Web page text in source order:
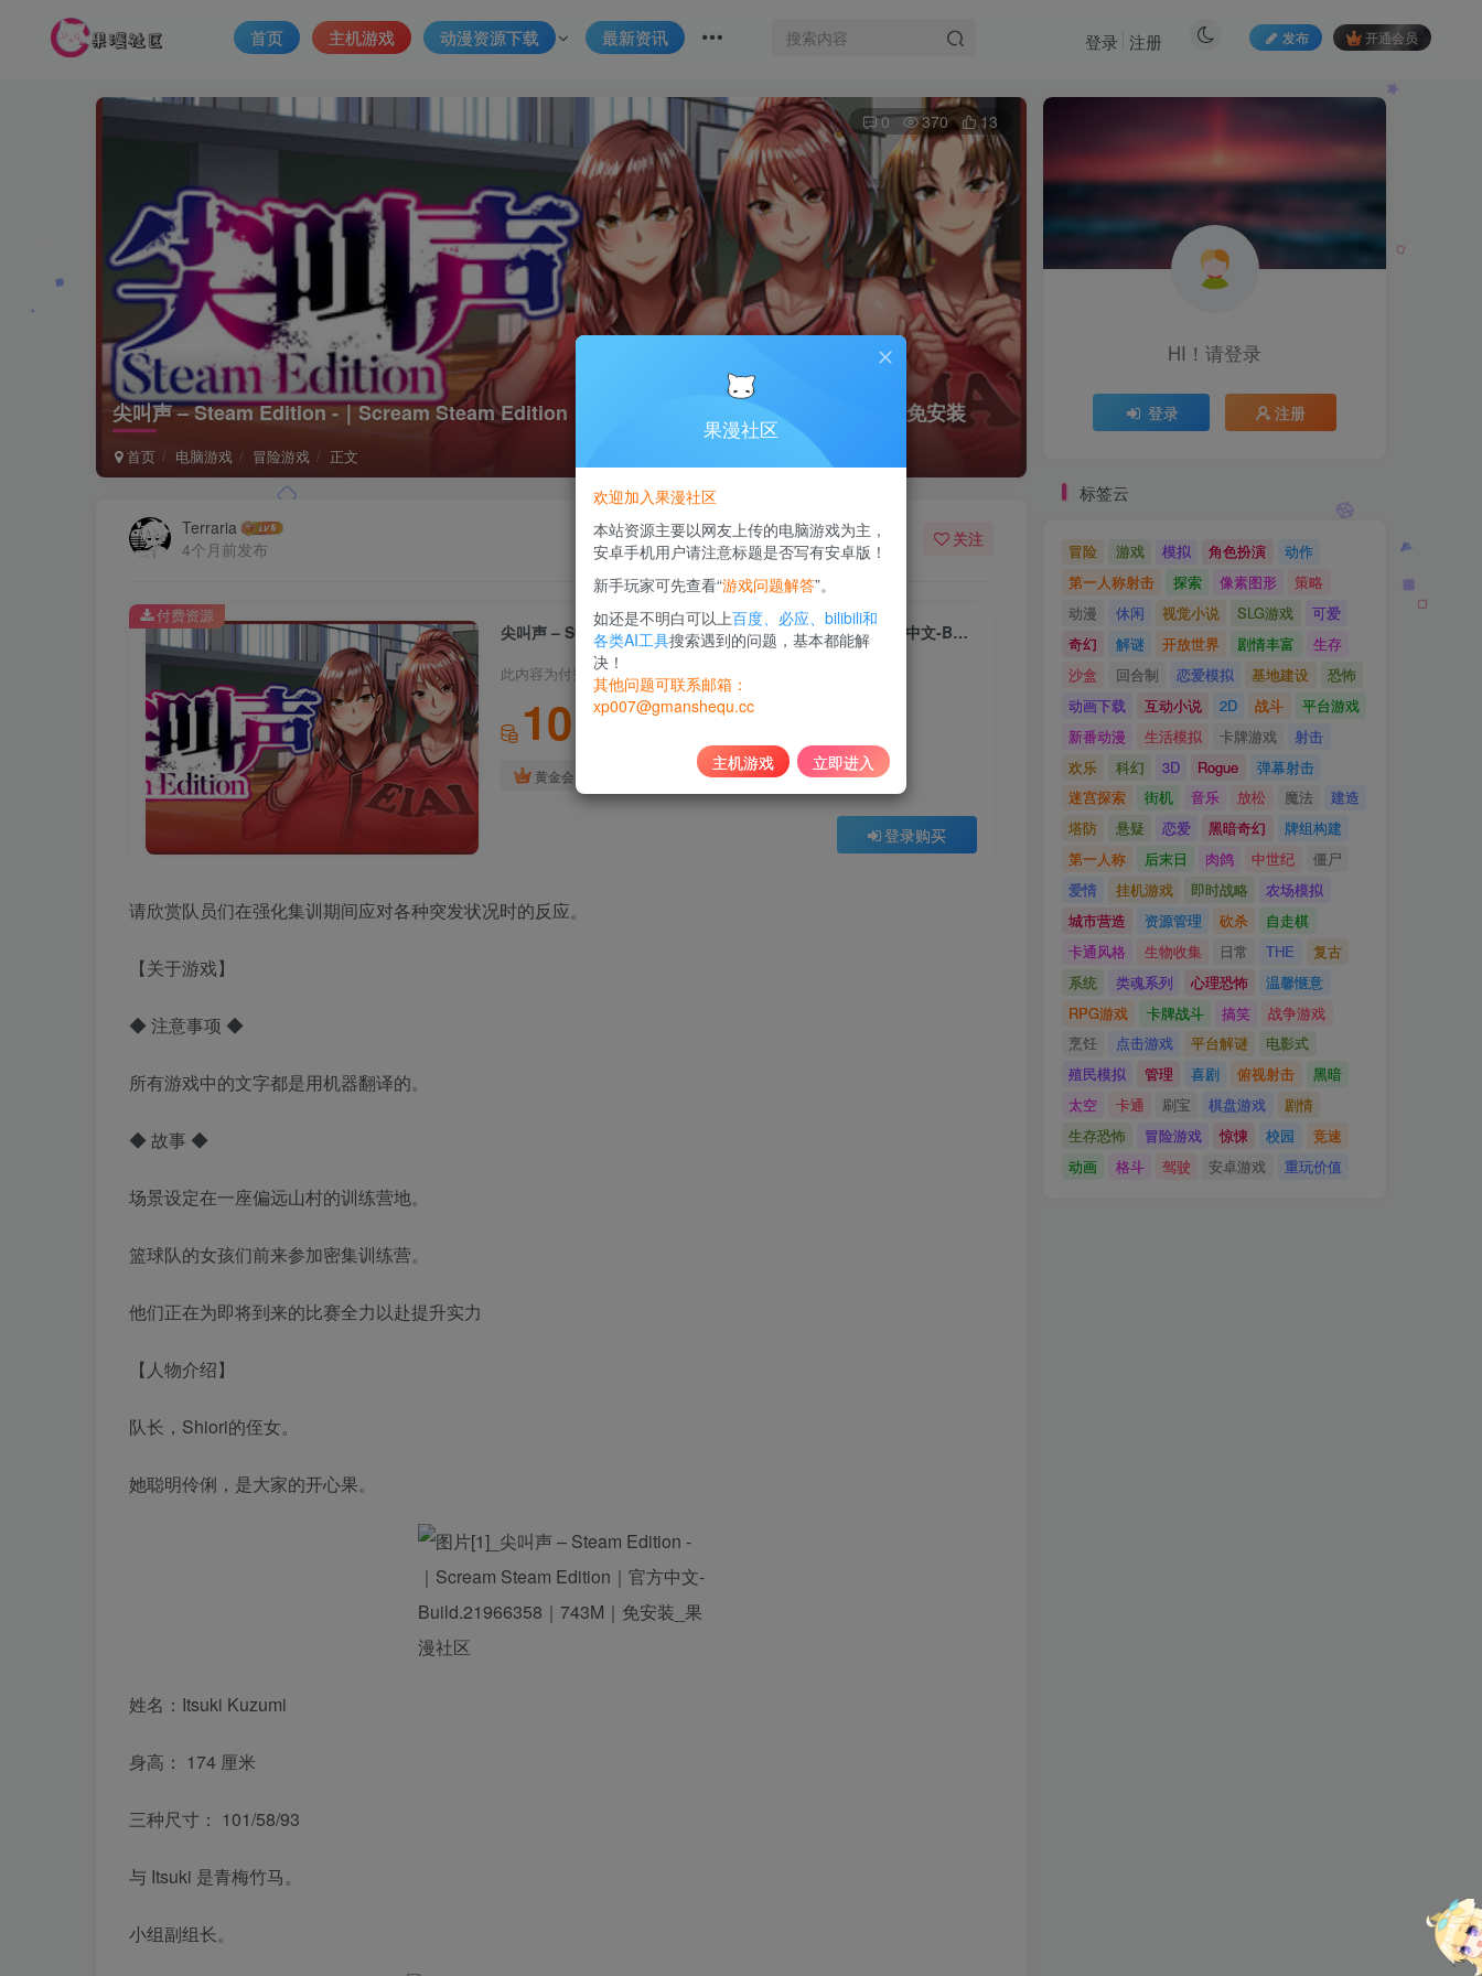
首页 主机游戏 动漫资源下载 最新资讯 发布 开通会员
登录 注册
尖叫声 – Steam Edition -｜Scream Steam Edition｜官方中文-Build.21966358｜743M｜免安装
首页 电脑游戏 冒险游戏 正文
0 370 13
Terraria
4个月前发布
关注
尖叫声 – Steam Edition -｜Scream Steam Edition｜官方中文-Build.21966358｜743M｜免安装
此内容为付费资源，请付费后查看
10
黄金会员
登录购买
付费资源
请欣赏队员们在强化集训期间应对各种突发状况时的反应。
【关于游戏】
◆ 注意事项 ◆
所有游戏中的文字都是用机器翻译的。
◆ 故事 ◆
场景设定在一座偏远山村的训练营地。
篮球队的女孩们前来参加密集训练营。
他们正在为即将到来的比赛全力以赴提升实力
【人物介绍】
队长，Shiori的侄女。
她聪明伶俐，是大家的开心果。
姓名：Itsuki Kuzumi
身高： 174 厘米
三种尺寸： 101/58/93
与 Itsuki 是青梅竹马。
小组副组长。
HI！请登录
登录 注册
标签云
冒险 游戏 模拟 角色扮演
动作
第一人称射击
探索 像素图形
策略
动漫
休闲 视觉小说 SLG游戏
可爱
奇幻
解谜 开放世界 剧情丰富
生存
沙盒
回合制 恋爱模拟 基地建设
恐怖
动画下载
互动小说 2D 战斗
平台游戏
新番动漫
生活模拟 卡牌游戏
射击
欢乐
科幻 3D Rogue
弹幕射击
迷宫探索
街机 音乐 放松 魔法
建造
塔防
悬疑 恋爱 黑暗奇幻
牌组构建
第一人称
后末日 肉鸽 中世纪
僵尸
爱情
挂机游戏 即时战略
农场模拟
城市营造
资源管理 砍杀
自走棋
卡通风格
生物收集 日常 THE
复古
系统
类魂系列 心理恐怖
温馨惬意
RPG游戏
卡牌战斗 搞笑
战争游戏
烹饪
点击游戏 平台解谜
电影式
殖民模拟
管理 喜剧 俯视射击
黑暗
太空
卡通 刷宝 棋盘游戏
剧情
生存恐怖
冒险游戏 惊悚 校园
竞速
动画
格斗 驾驶 安卓游戏 重玩价值
果漫社区
欢迎加入果漫社区
本站资源主要以网友上传的电脑游戏为主，
安卓手机用户请注意标题是否写有安卓版！
新手玩家可先查看“游戏问题解答”。
如还是不明白可以上百度、必应、bilibili和
各类AI工具搜索遇到的问题，基本都能解
决！
其他问题可联系邮箱：
xp007@gmanshequ.cc
主机游戏 立即进入